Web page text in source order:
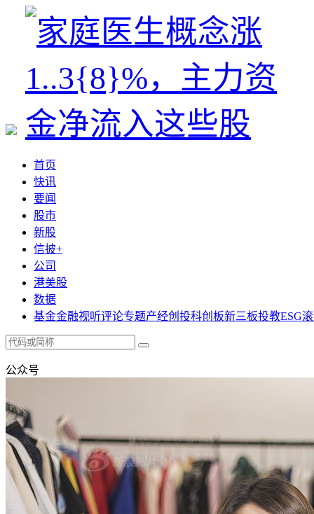
首页
快讯
要闻
股市
新股
信披+
公司
港美股
数据
基金金融视听评论专题产经创投科创板新三板投教ESG
公众号